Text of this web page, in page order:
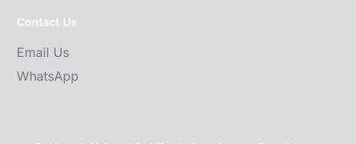
Contact Us
Email Us
WhatsApp